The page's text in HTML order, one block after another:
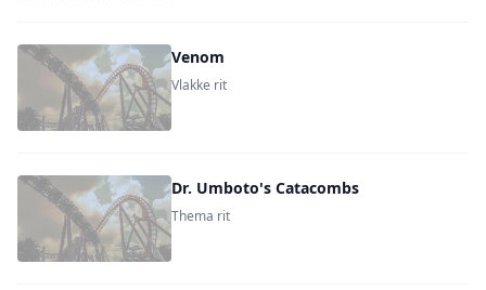
Venom
Vlakke rit
Dr. Umboto's Catacombs
Thema rit